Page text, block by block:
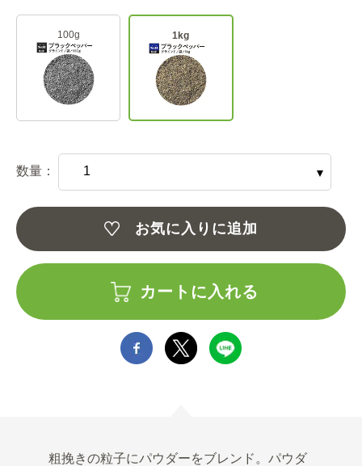
100g 1kg
数量：
お気に入りに追加
カートに入れる
粗挽きの粒子にパウダーをブレンド。パウダ